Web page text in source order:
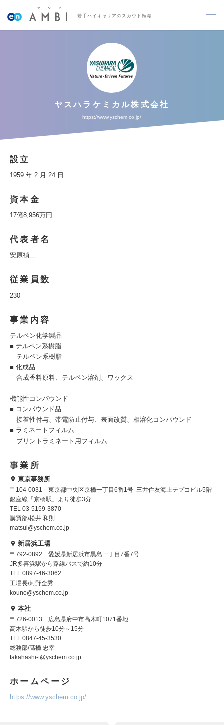
若手ハイキャリアのスカウト転職
ヤスハラケミカル株式会社
https://www.yschem.co.jp/
設立
1959 年 2 月 24 日
資本金
17億8,956万円
代表者名
安原禎二
従業員数
230
事業内容
テルペン化学製品
■ テルペン系樹脂
テルペン系樹脂
■ 化成品
合成香料原料、テルペン溶剤、ワックス
機能性コンパウンド
■ コンパウンド品
接着性付与、帯電防止付与、表面改質、相溶化コンパウンド
■ ラミネートフィルム
プリントラミネート用フィルム
事業所
東京事務所
〒104-0031 東京都中央区京橋一丁目6番1号 三井住友海上テプコビル5階
銀座線「京橋駅」より徒歩3分
TEL 03-5159-3870
購買部/松井 和則
matsui@yschem.co.jp
新居浜工場
〒792-0892 愛媛県新居浜市黒島一丁目7番7号
JR多喜浜駅から路線バスで約10分
TEL 0897-46-3062
工場長/河野全秀
kouno@yschem.co.jp
本社
〒726-0013 広島県府中市高木町1071番地
高木駅から徒歩10分～15分
TEL 0847-45-3530
総務部/髙橋 忠幸
takahashi-t@yschem.co.jp
ホームページ
https://www.yschem.co.jp/